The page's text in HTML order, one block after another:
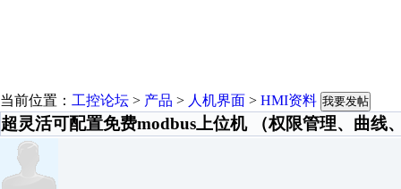
当前位置： 工控论坛 > 产品 > 人机界面 > HMI资料 我要发帖
超灵活可配置免费modbus上位机 （权限管理、曲线